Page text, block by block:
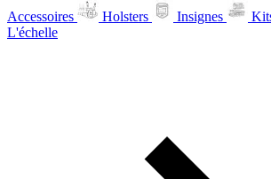
Accessoires
Holsters Insignes
L'échelle